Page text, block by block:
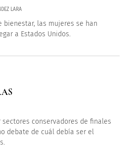
LARA
bienestar, las mujeres se han
a Estados Unidos.
conservadores de finales
debate de cuál debía ser el